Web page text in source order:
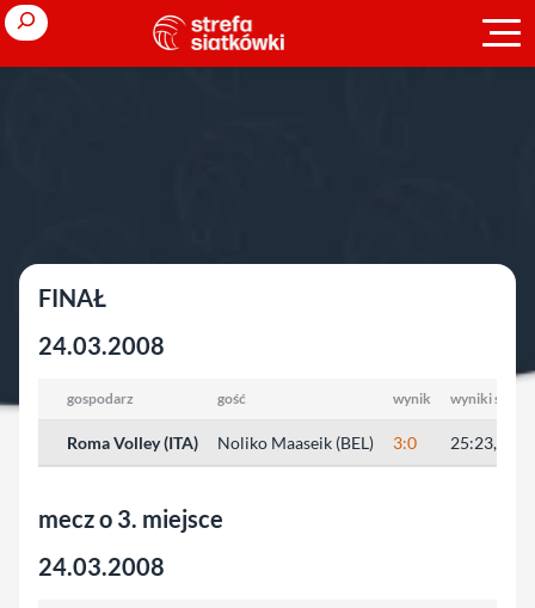
Przejdź
do
treści
Search
FINAŁ
24.03.2008
gospodarz gość wynik wyniki setów
Roma Volley (ITA) Noliko Maaseik (BEL) 3:0 25:23,
mecz o 3. miejsce
24.03.2008